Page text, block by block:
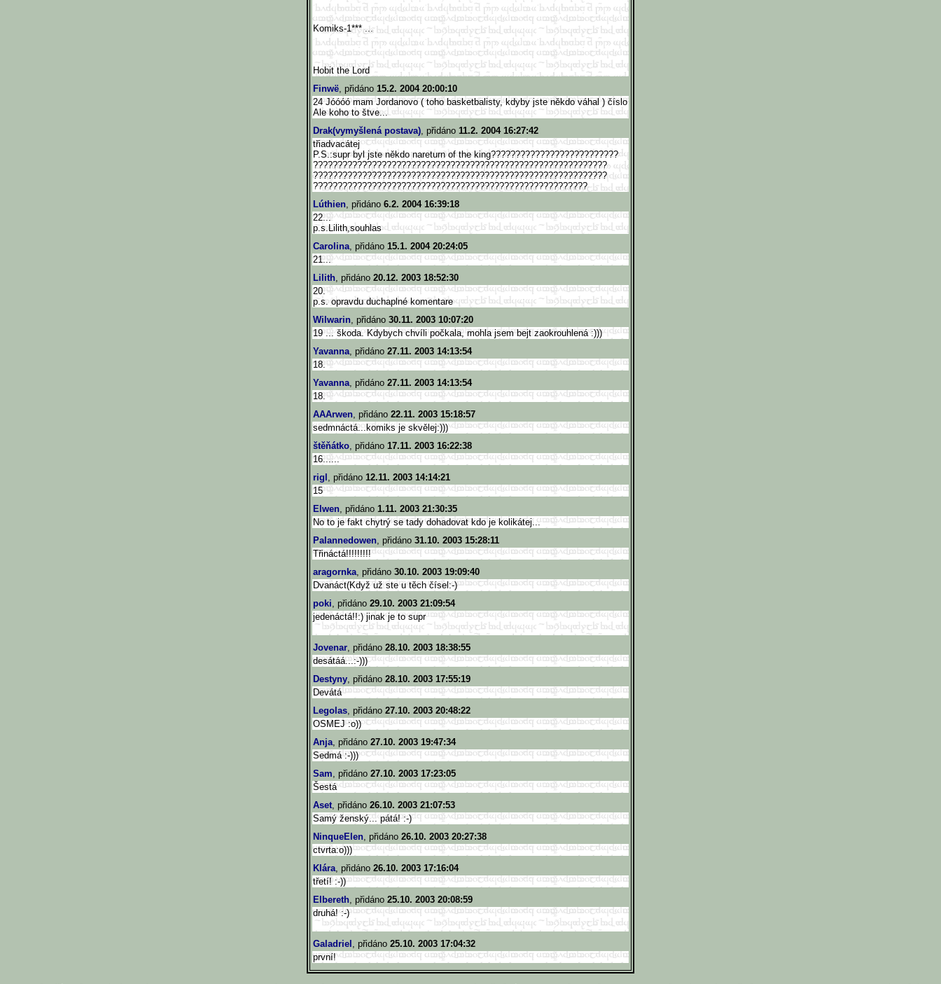
Komiks-1*** ...
Hobit the Lord
Finwë, přidáno 15.2. 2004 20:00:10
24 Jóóóó mam Jordanovo ( toho basketbalisty, kdyby jste někdo váhal ) číslo
Ale koho to štve...
Drak(vymyšlená postava), přidáno 11.2. 2004 16:27:42
třiadvacátej
P.S.:supr byl jste někdo nareturn of the king??????????????????????????
????????????????????????????????????????????????????????????
????????????????????????????????????????????????????????????
????????????????????????????????????????????????????????
Lúthien, přidáno 6.2. 2004 16:39:18
22...
p.s.Lilith,souhlas
Carolina, přidáno 15.1. 2004 20:24:05
21...
Lilith, přidáno 20.12. 2003 18:52:30
20.
p.s. opravdu duchaplné komentare
Wilwarin, přidáno 30.11. 2003 10:07:20
19 ... škoda. Kdybych chvíli počkala, mohla jsem bejt zaokrouhlená :)))
Yavanna, přidáno 27.11. 2003 14:13:54
18.
Yavanna, přidáno 27.11. 2003 14:13:54
18.
AAArwen, přidáno 22.11. 2003 15:18:57
sedmnáctá...komiks je skvělej:)))
štěňátko, přidáno 17.11. 2003 16:22:38
16......
rigl , přidáno 12.11. 2003 14:14:21
15
Elwen, přidáno 1.11. 2003 21:30:35
No to je fakt chytrý se tady dohadovat kdo je kolikátej...
Palannedowen, přidáno 31.10. 2003 15:28:11
Třináctá!!!!!!!!!
aragornka, přidáno 30.10. 2003 19:09:40
Dvanáct(Když už ste u těch čísel:-)
poki, přidáno 29.10. 2003 21:09:54
jedenáctá!!:) jinak je to supr
Jovenar, přidáno 28.10. 2003 18:38:55
desátáá...:-)))
Destyny, přidáno 28.10. 2003 17:55:19
Devátá
Legolas, přidáno 27.10. 2003 20:48:22
OSMEJ :o))
Anja, přidáno 27.10. 2003 19:47:34
Sedmá :-)))
Sam, přidáno 27.10. 2003 17:23:05
Šestá
Aset, přidáno 26.10. 2003 21:07:53
Samý ženský... pátá! :-)
NinqueElen, přidáno 26.10. 2003 20:27:38
ctvrta:o)))
Klára, přidáno 26.10. 2003 17:16:04
třetí! :-))
Elbereth, přidáno 25.10. 2003 20:08:59
druhá! :-)
Galadriel , přidáno 25.10. 2003 17:04:32
první!